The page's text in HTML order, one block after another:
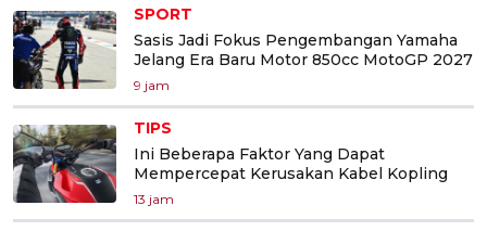
SPORT
Sasis Jadi Fokus Pengembangan Yamaha
Jelang Era Baru Motor 850cc MotoGP 2027
9 jam
TIPS
Ini Beberapa Faktor Yang Dapat
Mempercepat Kerusakan Kabel Kopling
13 jam